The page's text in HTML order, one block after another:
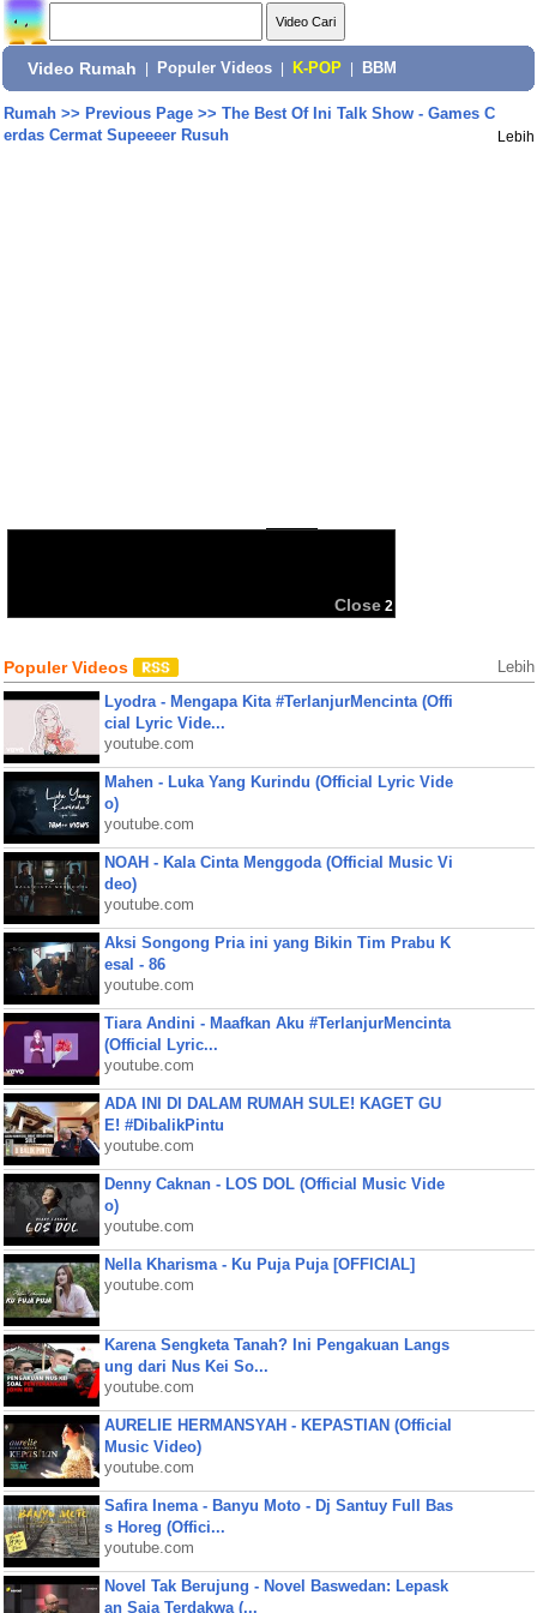
Video Rumah Populer Videos K-POP BBM
Rumah>> Previous Page>> The Best Of Ini Talk Show - Games C
erdas Cermat Supeeeer Rusuh
Lebih
Close 2
Populer Videos Lebih
Lyodra - Mengapa Kita #TerlanjurMencinta (Offi
cial Lyric Vide...
youtube.com
Mahen - Luka Yang Kurindu (Official Lyric Vide
o)
youtube.com
NOAH - Kala Cinta Menggoda (Official Music Vi
deo)
youtube.com
Aksi Songong Pria ini yang Bikin Tim Prabu K
esal - 86
youtube.com
Tiara Andini - Maafkan Aku #TerlanjurMencinta
(Official Lyric...
youtube.com
ADA INI DI DALAM RUMAH SULE! KAGET GU
E! #DibalikPintu
youtube.com
Denny Caknan - LOS DOL (Official Music Vide
o)
youtube.com
Nella Kharisma - Ku Puja Puja [OFFICIAL]
youtube.com
Karena Sengketa Tanah? Ini Pengakuan Langs
ung dari Nus Kei So...
youtube.com
AURELIE HERMANSYAH - KEPASTIAN (Official
Music Video)
youtube.com
Safira Inema - Banyu Moto - Dj Santuy Full Bas
s Horeg (Offici...
youtube.com
Novel Tak Berujung - Novel Baswedan: Lepask
an Saja Terdakwa (...